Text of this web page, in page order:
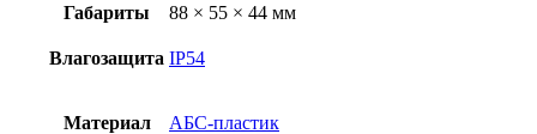
Габариты
88 × 55 × 44 мм
Влагозащита IP54
Материал АБС-пластик